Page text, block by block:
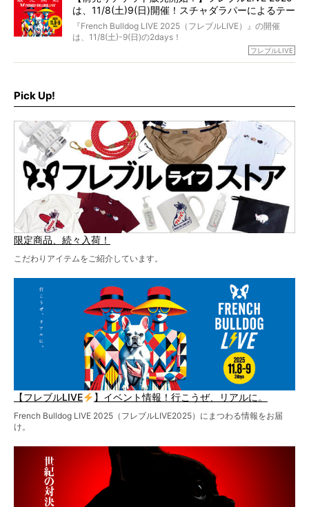
ェスには世代ど真ん中のPUFFYが出演するなど、例年以上
に豪華なラインナップ。
北は北海道、南は鹿児島県から。全国のフレンチブルドッ
グが一堂に会した「フレブルLIVE2024」の模様を、詳しく
は、11/8(土)9(日)開催！スチャダラパーによるテー
マソング制作も決定
『French Bulldog LIVE 2025（フレブルLIVE）』の開催
は、11/8(土)-9(日)の2days！
お得な前売りチケット、いよいよ販売スタートです！
ど、内容盛りだくさんでお送りしていますので、最後まで
お見逃しなく！
フレブルLIVE
Pick Up!
限定商品、続々入荷！
こだわりアイテムをご紹介しています。
【フレブルLIVE 】イベント情報！行こうぜ、リアルに。
French Bulldog LIVE 2025（フレブルLIVE2025）にまつわる情報をお届
け。